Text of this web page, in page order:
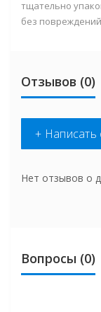
тщательно
без
Отзывов (0)
+ Написать
Нет отзывов о
Вопросы (0)